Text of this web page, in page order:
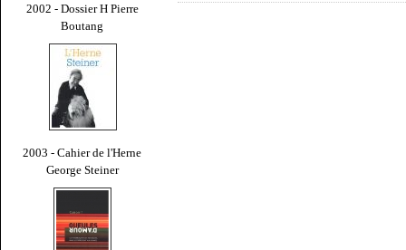
2002 - Dossier H Pierre
Boutang
2003 - Cahier de l'Herne
George Steiner